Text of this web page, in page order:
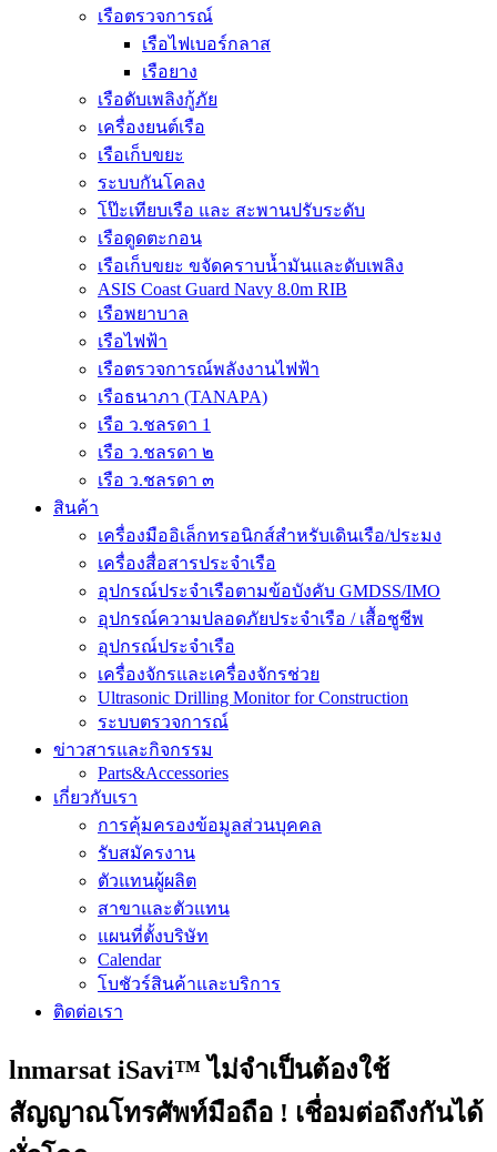
เรือตรวจการณ์
เรือไฟเบอร์กลาส
เรือยาง
เรือดับเพลิงกู้ภัย
เครื่องยนต์เรือ
เรือเก็บขยะ
ระบบกันโคลง
โป๊ะเทียบเรือ และ สะพานปรับระดับ
เรือดูดตะกอน
เรือเก็บขยะ ขจัดคราบน้ำมันและดับเพลิง
ASIS Coast Guard Navy 8.0m RIB
เรือพยาบาล
เรือไฟฟ้า
เรือตรวจการณ์พลังงานไฟฟ้า
เรือธนาภา (TANAPA)
เรือ ว.ชลรดา 1
เรือ ว.ชลรดา ๒
เรือ ว.ชลรดา ๓
สินค้า
เครื่องมืออิเล็กทรอนิกส์สำหรับเดินเรือ/ประมง
เครื่องสื่อสารประจำเรือ
อุปกรณ์ประจำเรือตามข้อบังคับ GMDSS/IMO
อุปกรณ์ความปลอดภัยประจำเรือ / เสื้อชูชีพ
อุปกรณ์ประจำเรือ
เครื่องจักรและเครื่องจักรช่วย
Ultrasonic Drilling Monitor for Construction
ระบบตรวจการณ์
ข่าวสารและกิจกรรม
Parts&Accessories
เกี่ยวกับเรา
การคุ้มครองข้อมูลส่วนบุคคล
รับสมัครงาน
ตัวแทนผู้ผลิต
สาขาและตัวแทน
แผนที่ตั้งบริษัท
Calendar
โบชัวร์สินค้าและบริการ
ติดต่อเรา
lnmarsat iSavi™ ไม่จำเป็นต้องใช้
สัญญาณโทรศัพท์มือถือ ! เชื่อมต่อถึงกันได้